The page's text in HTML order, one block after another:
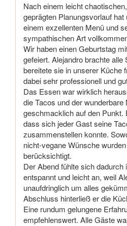
Nach einem leicht
geprägten Planungsvorlauf
einem exzellenten Menü und
sympathischen Art
Wir haben einen Geburtstag
gefeiert. Alejandro brachte alle
bereitete sie in unserer Küche
dabei sehr professionell und
Das Essen war wirklich
die Tacos und der
geschmacklich auf den Punkt.
dass sich jeder Gast seine
zusammenstellen konnte.
nicht-vegane Wünsche
berücksichtigt.
Der Abend fühlte sich
entspannt und leicht an, weil
unaufdringlich um alles
Abschluss hinterließ er die
Eine rundum gelungene
empfehlenswert. Alle Gäste